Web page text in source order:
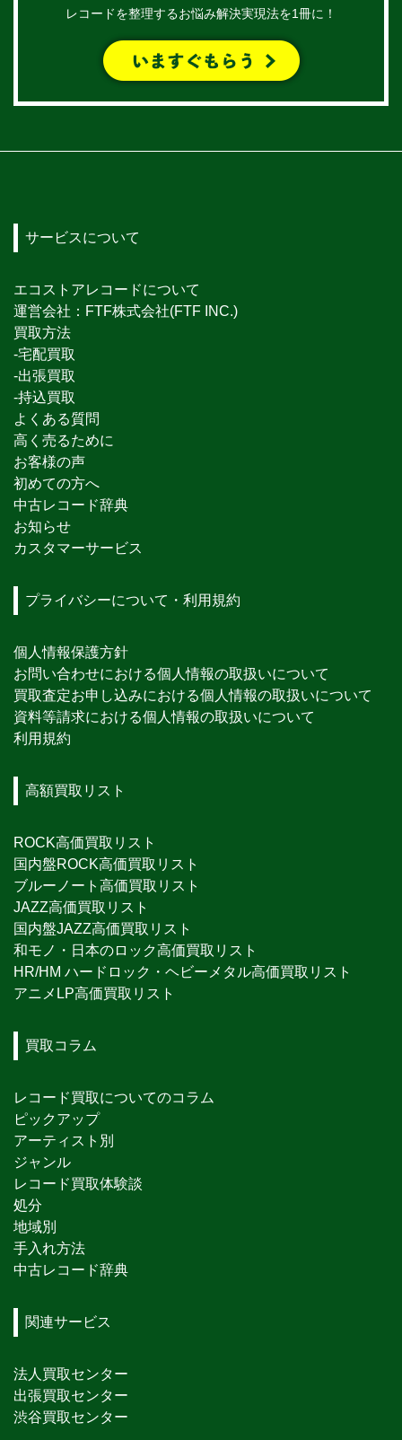
レコードを整理するお悩み解決実現法を1冊に！
サービスについて
エコストアレコードについて
運営会社：FTF株式会社(FTF INC.)
買取方法
-宅配買取
-出張買取
-持込買取
よくある質問
高く売るために
お客様の声
初めての方へ
中古レコード辞典
お知らせ
カスタマーサービス
プライバシーについて・利用規約
個人情報保護方針
お問い合わせにおける個人情報の取扱いについて
買取査定お申し込みにおける個人情報の取扱いについて
資料等請求における個人情報の取扱いについて
利用規約
高額買取リスト
ROCK高価買取リスト
国内盤ROCK高価買取リスト
ブルーノート高価買取リスト
JAZZ高価買取リスト
国内盤JAZZ高価買取リスト
和モノ・日本のロック高価買取リスト
HR/HM ハードロック・ヘビーメタル高価買取リスト
アニメLP高価買取リスト
買取コラム
レコード買取についてのコラム
ピックアップ
アーティスト別
ジャンル
レコード買取体験談
処分
地域別
手入れ方法
中古レコード辞典
関連サービス
法人買取センター
出張買取センター
渋谷買取センター